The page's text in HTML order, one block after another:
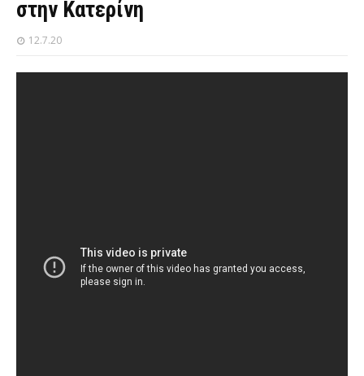
στην Κατερίνη
12.7.20